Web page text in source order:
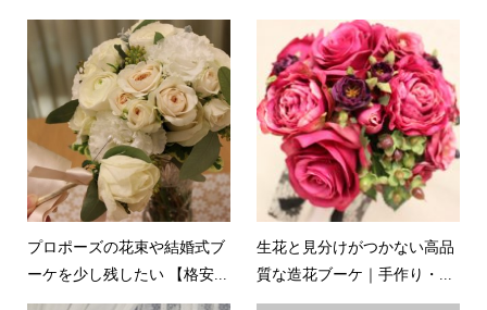
プロポーズの花束や結婚式ブ
ーケを少し残したい 【格安...
生花と見分けがつかない高品
質な造花ブーケ｜手作り・...